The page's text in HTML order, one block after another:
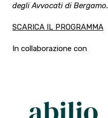
degli Avvocati di Bergamo.
SCARICA IL PROGRAMMA
In collaborazione con